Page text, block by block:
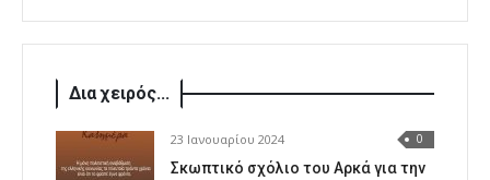
Δια χειρός...
23 Ιανουαρίου 2024 0
Σκωπτικό σχόλιο του Αρκά για την